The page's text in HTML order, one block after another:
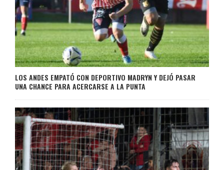
LOS ANDES EMPATÓ CON DEPORTIVO MADRYN Y DEJÓ PASAR
UNA CHANCE PARA ACERCARSE A LA PUNTA